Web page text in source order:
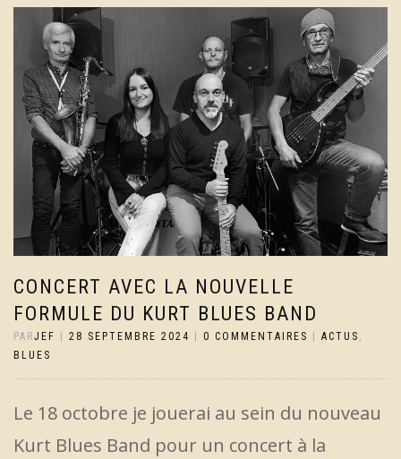
CONCERT AVEC LA NOUVELLE
FORMULE DU KURT BLUES BAND
PARJEF 28 SEPTEMBRE 2024 0 COMMENTAIRES ACTUS ,
BLUES
Le 18 octobre je jouerai au sein du nouveau
Kurt Blues Band pour un concert à la